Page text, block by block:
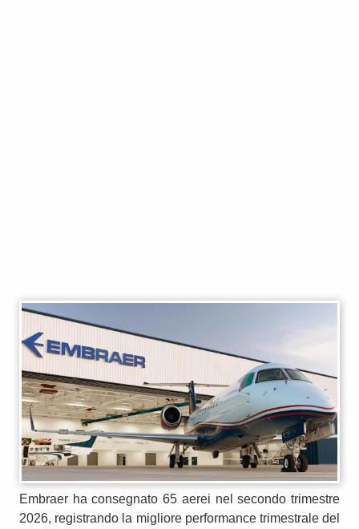
Embraer ha consegnato 65 aerei nel secondo trimestre
2026, registrando la migliore performance trimestrale del